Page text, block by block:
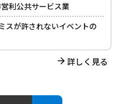
利公共サービス業
スが許されないイベントの
詳しく見る